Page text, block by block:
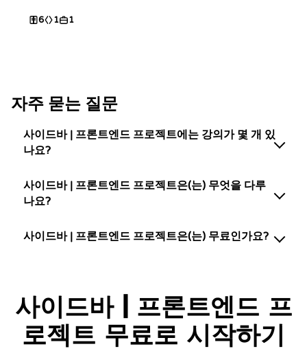
6 1 1
자주 묻는 질문
사이드바 | 프론트엔드 프로젝트에는 강의가 몇 개 있
나요?
사이드바 | 프론트엔드 프로젝트은(는) 무엇을 다루
나요?
사이드바 | 프론트엔드 프로젝트은(는) 무료인가요?
사이드바 | 프론트엔드 프
로젝트 무료로 시작하기